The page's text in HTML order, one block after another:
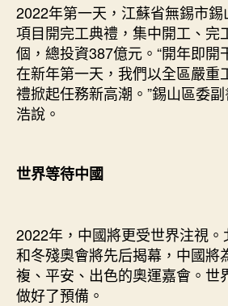
2022年第一天，江蘇省無錫市
項目開完工典禮，集中開工、完
個，總投資387億元。“開年即開
在新年第一天，我們以全區嚴重
禮掀起任務新高潮。”錫山區委
浩說。
世界等待中國
2022年，中國將更受世界注視
和冬殘奧會將先后揭幕，中國將
複、平安、出色的奧運嘉會。世
做好了預備。